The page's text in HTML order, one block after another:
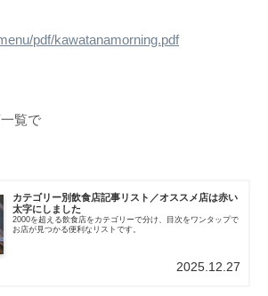
pdf/kawatanamorning.pdf
覧で
カテゴリー別飲食店記事リスト／オススメ店は赤い
太字にしました
2000を超える飲食店をカテゴリーで分け、目次をワンタップで
お店が見つかる便利なリストです。
2025.12.27